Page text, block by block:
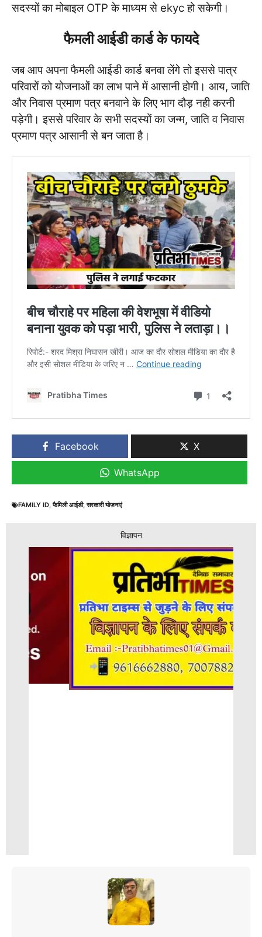
सदस्यों का मोबाइल OTP के माध्यम से ekyc हो सकेगी।
फैमली आईडी कार्ड के फायदे
जब आप अपना फैमली आईडी कार्ड बनवा लेंगे तो इससे पात्र
परिवारों को योजनाओं का लाभ पाने में आसानी होगी। आय, जाति
और निवास प्रमाण पत्र बनवाने के लिए भाग दौड़ नही करनी
पड़ेगी। इससे परिवार के सभी सदस्यों का जन्म, जाति व निवास
प्रमाण पत्र आसानी से बन जाता है।
Facebook X
WhatsApp
FAMILY ID,फैमिली आईडी,सरकारी योजनाएं
विज्ञापन